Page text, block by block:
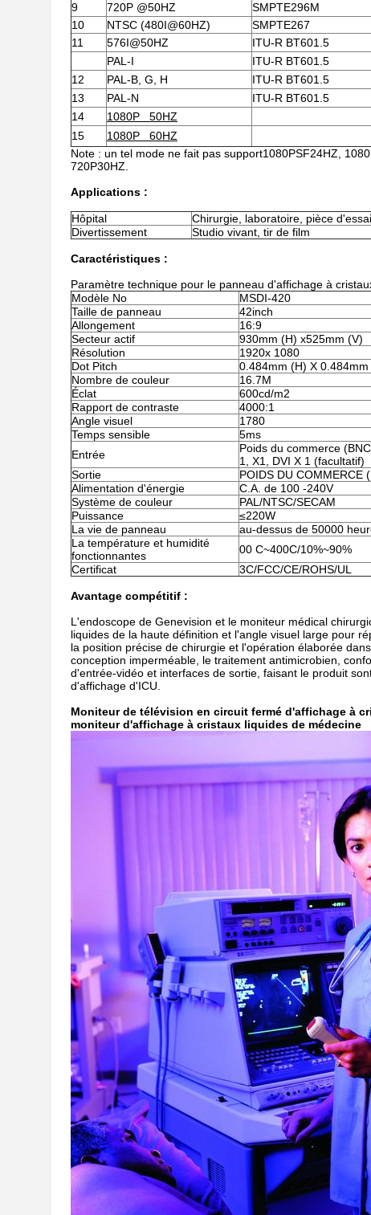
9
720P @50HZ SMPTE296M
10
NTSC (480I@60HZ) SMPTE267
11
576I@50HZ ITU-R BT601.5
PAL-I
ITU-R BT601.5
12
PAL-B, G, H ITU-R BT601.5
13
PAL-N ITU-R BT601.5
14
1080P 50HZ
15
1080P 60HZ
Note : un tel mode ne fait pas support1080PSF24HZ,
720P30HZ.
Applications :
Hôpital
Chirurgie, laboratoire, pièce d'essai
Divertissement
Studio vivant, tir de film
Caractéristiques :
Paramètre technique pour le panneau d'affichage à
Modèle No
MSDI-420
Taille de panneau
42inch
Allongement
16:9
Secteur actif
930mm (H) x525mm (V)
Résolution
1920x 1080
Dot Pitch
0.484mm (H) X 0.484mm
Nombre de couleur
16.7M
Éclat
600cd/m2
Rapport de contraste
4000:1
Angle visuel
1780
Temps sensible
5ms
Entrée
Poids du commerce
1, X1, DVI X 1 (facultatif)
Sortie
POIDS DU COMMERCE
Alimentation d'énergie
C.A. de 100 -240V
Système de couleur
PAL/NTSC/SECAM
Puissance
≤220W
La vie de panneau
au-dessus de 50000
La température et humidité
fonctionnantes
00 C~400C/10%~90%
Certificat
3C/FCC/CE/ROHS/UL
Avantage compétitif :
L'endoscope de Genevision et le moniteur médical
liquides de la haute définition et l'angle visuel large pour
la position précise de chirurgie et l'opération élaborée
conception imperméable, le traitement antimicrobien,
d'entrée-vidéo et interfaces de sortie, faisant le produit
d'affichage d'ICU.
Moniteur de télévision en circuit fermé d'affichage à
moniteur d'affichage à cristaux liquides de médecine